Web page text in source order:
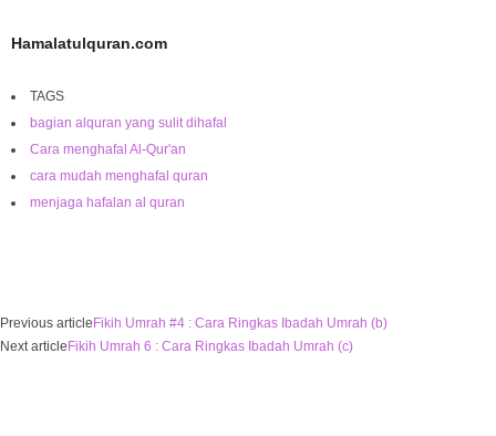
Hamalatulquran.com
TAGS
bagian alquran yang sulit dihafal
Cara menghafal Al-Qur'an
cara mudah menghafal quran
menjaga hafalan al quran
Previous articleFikih Umrah #4 : Cara Ringkas Ibadah Umrah (b)
Next articleFikih Umrah 6 : Cara Ringkas Ibadah Umrah (c)